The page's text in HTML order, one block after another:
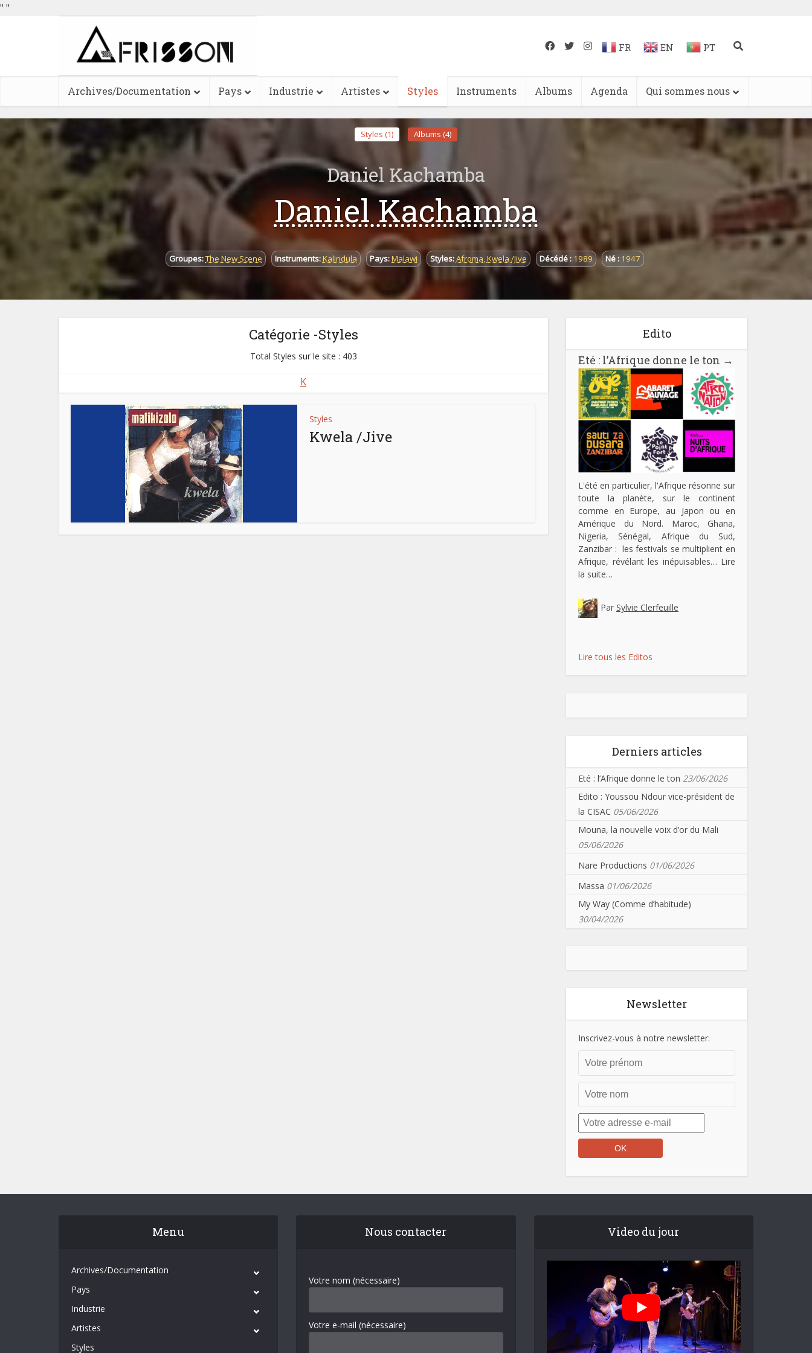
" "
FR EN PT
Archives/Documentation Pays Industrie Artistes Styles Instruments Albums Agenda Qui sommes nous
Styles (1) Albums (4)
Daniel Kachamba
Daniel Kachamba
Groupes:The New Scene Instruments:Kalindula Pays:Malawi Styles:Afroma,Kwela /Jive Décédé : 1989 Né : 1947
Catégorie -Styles
Total Styles sur le site : 403
K
Styles
Kwela /Jive
Edito
Eté : l’Afrique donne le ton →
L'été en particulier, l'Afrique résonne sur
toute la planète, sur le continent
comme en Europe, au Japon ou en
Amérique du Nord. Maroc, Ghana,
Nigeria, Sénégal, Afrique du Sud,
Zanzibar : les festivals se multiplient en
Afrique, révélant les inépuisables… Lire
la suite…
Par Sylvie Clerfeuille
Lire tous les Editos
Derniers articles
Eté : l’Afrique donne le ton 23/06/2026
Edito : Youssou Ndour vice-président de
la CISAC 05/06/2026
Mouna, la nouvelle voix d’or du Mali
05/06/2026
Nare Productions 01/06/2026
Massa 01/06/2026
My Way (Comme d’habitude)
30/04/2026
Newsletter
Inscrivez-vous à notre newsletter:
Menu
Archives/Documentation
Pays
Industrie
Artistes
Styles
Nous contacter
Votre nom (nécessaire)
Votre e-mail (nécessaire)
Video du jour